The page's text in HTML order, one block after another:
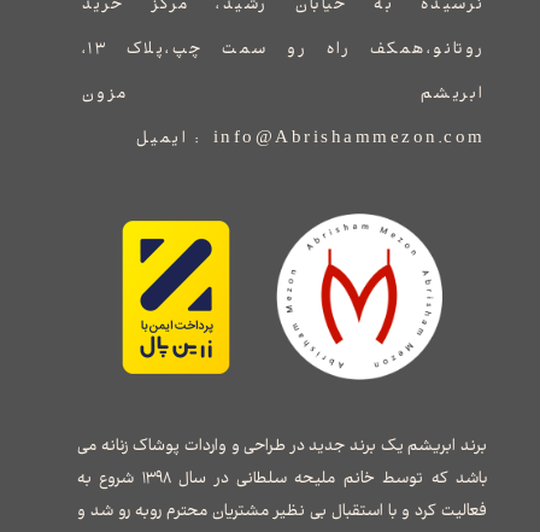
برند ابریشم یک برند جدید در طراحی و واردات پوشاک زنانه می
باشد که توسط خانم ملیحه سلطانی در سال ۱۳۹۸ شروع به
فعالیت کرد و با استقبال بی نظیر مشتریان محترم روبه رو شد و
نرسیده به خیابان رشید، مرکز خرید
روتانو،همکف راه رو سمت چپ،پلاک ۱۳،
ابریشم مزون
info@Abrishammezon.com : ایمیل